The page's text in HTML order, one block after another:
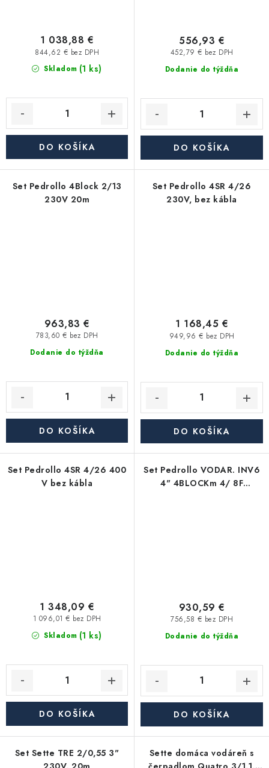
Skladom (1 ks)
844,62 € bez DPH
1 038,88 €
DO KOŠÍKA
Dodanie do týždňa
452,79 € bez DPH
556,93 €
DO KOŠÍKA
Set Pedrollo 4Block 2/13
230V 20m
Dodanie do týždňa
783,60 € bez DPH
963,83 €
DO KOŠÍKA
Set Pedrollo 4SR 4/26
230V, bez kábla
Dodanie do týždňa
949,96 € bez DPH
1 168,45 €
DO KOŠÍKA
Set Pedrollo 4SR 4/26 400
V bez kábla
Skladom (1 ks)
1 096,01 € bez DPH
1 348,09 €
DO KOŠÍKA
Set Pedrollo VODAR. INV6
4" 4BLOCKm 4/ 8F
Dodanie do týždňa
756,58 € bez DPH
930,59 €
DO KOŠÍKA
Set Sette TRE 2/0,55 3"
Sette domáca vodáreň s